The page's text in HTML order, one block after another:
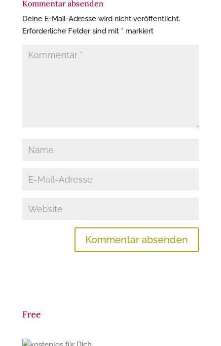
Kommentar absenden
Deine E-Mail-Adresse wird nicht veröffentlicht.
Erforderliche Felder sind mit * markiert
Free